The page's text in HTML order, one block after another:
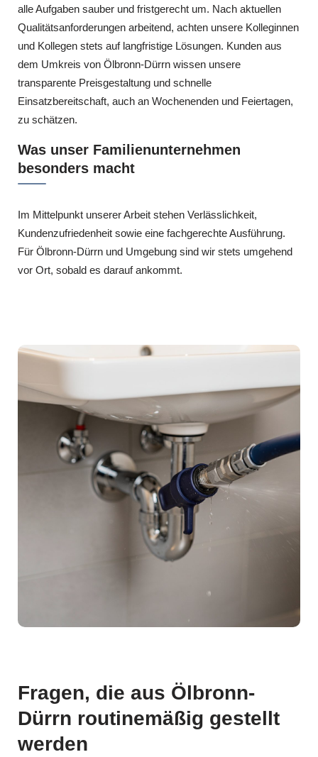
alle Aufgaben sauber und fristgerecht um. Nach aktuellen
Qualitätsanforderungen arbeitend, achten unsere Kolleginnen
und Kollegen stets auf langfristige Lösungen. Kunden aus
dem Umkreis von Ölbronn-Dürrn wissen unsere
transparente Preisgestaltung und schnelle
Einsatzbereitschaft, auch an Wochenenden und Feiertagen,
zu schätzen.
Was unser Familienunternehmen
besonders macht
Im Mittelpunkt unserer Arbeit stehen Verlässlichkeit,
Kundenzufriedenheit sowie eine fachgerechte Ausführung.
Für Ölbronn-Dürrn und Umgebung sind wir stets umgehend
vor Ort, sobald es darauf ankommt.
Fragen, die aus Ölbronn-
Dürrn routinemäßig gestellt
werden